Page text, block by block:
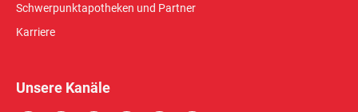
Schwerpunktapotheken und Partner
Karriere
Unsere Kanäle